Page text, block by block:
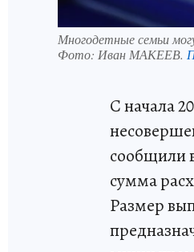
Многодетные семьи
Фото: Иван МАКЕЕВ.
С начала
сообщили
сумма
Размер